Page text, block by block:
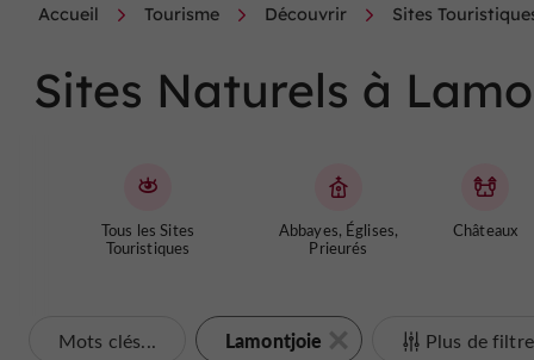
Accueil Tourisme Découvrir Sites
Sites Naturels à
Tous les Sites
Touristiques
Abbayes, Églises,
Prieurés
Châteaux
Mots clés... Lamontjoie Plus de